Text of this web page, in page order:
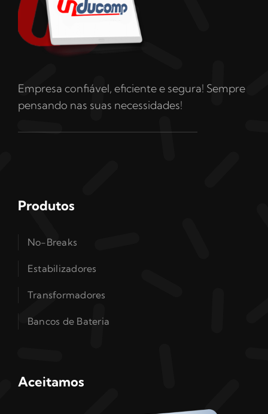
Empresa confiável, eficiente e segura! Sempre
pensando nas suas necessidades!
Produtos
No-Breaks
Estabilizadores
Transformadores
Bancos de Bateria
Aceitamos